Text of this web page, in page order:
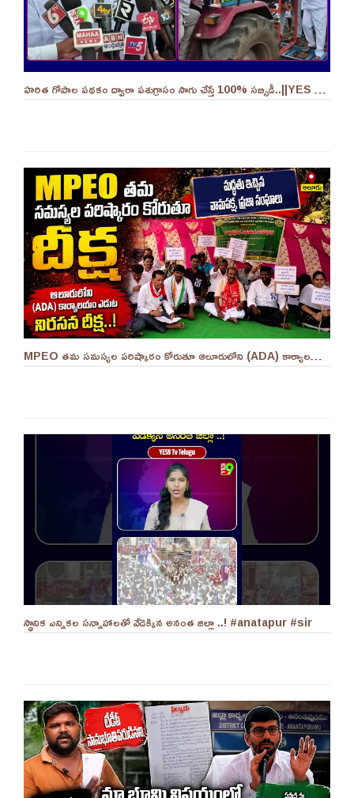
హరిత గోపాల పథకం ద్వారా పశుగ్రాసం సాగు చేస్తే 100% సబ్సిడీ..||YES 9TV
MPEO తమ సమస్యల పరిష్కారం కోరుతూ ఆలూరులోని (ADA) కార్యాలయం ఎదుట దీక్ష ||YES 9TV #kurnool
స్థానిక ఎన్నికల సన్నాహాలతో వేడెక్కిన అనంత జిల్లా ..! #anatapur #sir